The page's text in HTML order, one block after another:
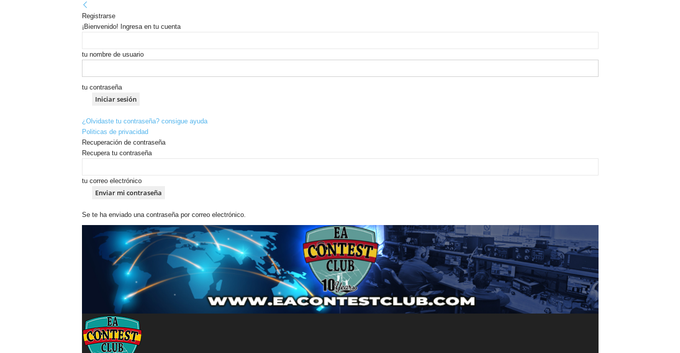
Registrarse
¡Bienvenido! Ingresa en tu cuenta
tu nombre de usuario
tu contraseña
¿Olvidaste tu contraseña? consigue ayuda
Politicas de privacidad
Recuperación de contraseña
Recupera tu contraseña
tu correo electrónico
Se te ha enviado una contraseña por correo electrónico.